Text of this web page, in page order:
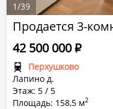
Продается 3-
Перхушково
Лапино д.
Этаж: 5 / 5
Площадь: 158,5 м2
42 500 000Р
1/39